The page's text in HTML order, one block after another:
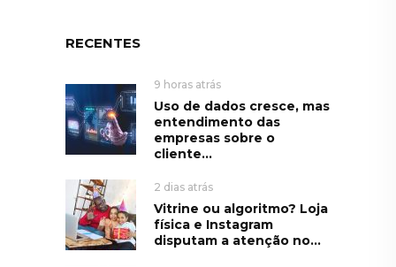
RECENTES
9 horas atrás
Uso de dados cresce, mas
entendimento das
empresas sobre o
cliente...
2 dias atrás
Vitrine ou algoritmo? Loja
física e Instagram
disputam a atenção no...